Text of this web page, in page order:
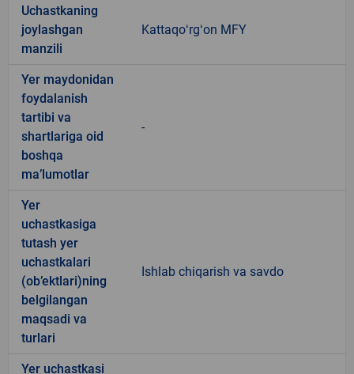
Uchastkaning
joylashgan
manzili
Kattaqoʻrgʻon MFY
Yer maydonidan
foydalanish
tartibi va
shartlariga oid
boshqa
ma’lumotlar
-
Yer
uchastkasiga
tutash yer
uchastkalari
(ob’ektlari)ning
belgilangan
maqsadi va
turlari
Ishlab chiqarish va savdo
Yer uchastkasi